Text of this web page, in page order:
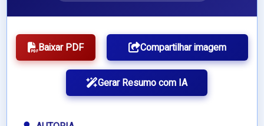
Baixar PDF Compartilhar imagem
Gerar Resumo com IA